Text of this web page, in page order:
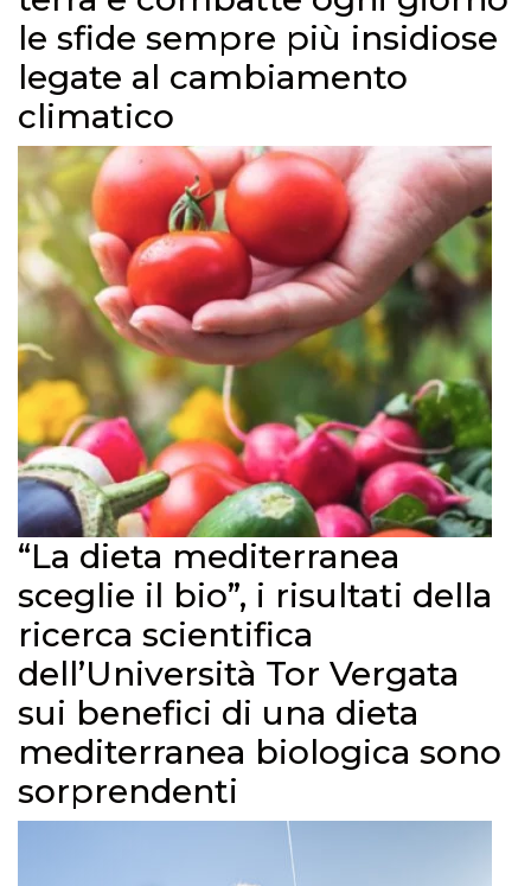
le sfide sempre più insidiose
legate al cambiamento
climatico
“La dieta mediterranea
sceglie il bio”, i risultati della
ricerca scientifica
dell’Università Tor Vergata
sui benefici di una dieta
mediterranea biologica sono
sorprendenti